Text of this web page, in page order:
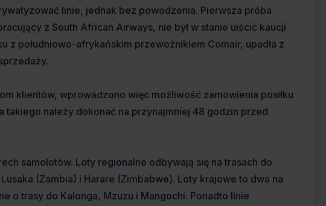
linie, jednak bez powodzenia. Pierwsza próba
z South African Airways, nie był w stanie uiścić kaucji
z południowo-afrykańskim przewoźnikiem Comair, upadła z
klientów, wprowadzono więc możliwość zamówienia posiłku
należy dokonać na przynajmniej 48 godzin przed
samolotów. Loty regionalne odbywają się na trasach do
(Zambia) i Harare (Zimbabwe). Loty krajowe to dwa na
o trasy do Kalonga, Mzuzu i Mangochi. Ponadto linie